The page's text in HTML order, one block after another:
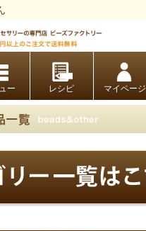
レシピ マイページ